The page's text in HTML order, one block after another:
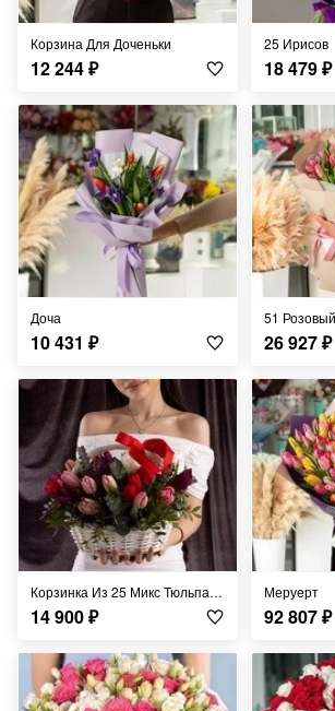
Корзина Для Доченьки
12 244₽
25 Ирисов
18 479₽
Доча
10 431 ₽
51
26 927₽
Корзинка Из 25 Микс Тюльпанов
14 900₽
Меруерт
92 807₽